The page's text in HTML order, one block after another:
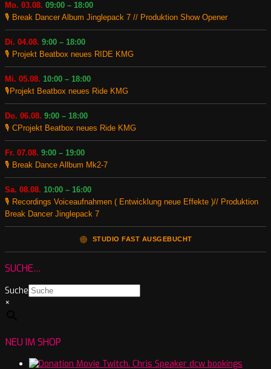
Mo. 03.08. 09:00 – 18:00
🎙️ Break Dancer Album Jinglepack 7 // Produktion Show Opener
Di. 04.08. 9:00 – 18:00
🎙️ Projekt Beatbox neues RIDE KMG
Mi. 05.08. 10:00 – 18:00
🎙️Projekt Beatbox neues Ride KMG
Do. 06.08. 9:00 – 18:00
🎙️ CProjekt Beatbox neues Ride KMG
Fr. 07.08. 9:00 – 19:00
🎙️ Break Dance Allbum Mk2-7
Sa. 08.08. 10:00 – 16:00
🎙️ Recordings Voiceaufnahmen ( Entwicklung neue Effekte )// Produktion
Break Dancer Jinglepack 7
🟠 STUDIO FAST AUSGEBUCHT
SUCHE…
Suche
×
NEU IM SHOP